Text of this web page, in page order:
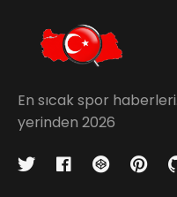
En sıcak spor
yerinden 2026